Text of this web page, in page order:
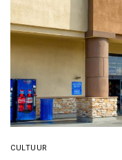
CULTUUR